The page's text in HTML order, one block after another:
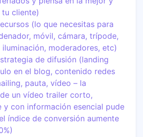
cliente)
(lo que necesitas para
móvil, cámara, trípode,
moderadores, etc)
de difusión (landing
en el blog, contenido redes
pauta, vídeo – la
un vídeo trailer corto,
y con información esencial pude
índice de conversión aumente